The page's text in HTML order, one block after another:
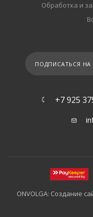
Обработка и
ПОДПИСАТЬСЯ НА
+7 925
ONVOLGA: Создание